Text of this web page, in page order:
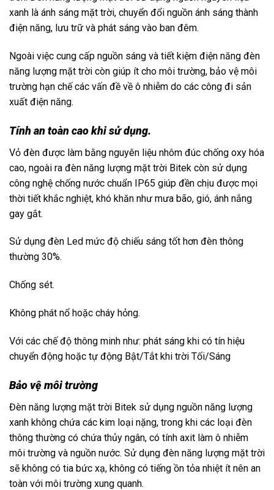
xanh là ánh sáng mặt trời, chuyển đổi nguồn ánh sáng thành
điện năng, lưu trữ và phát sáng vào ban đêm.
Ngoài việc cung cấp nguồn sáng và tiết kiệm điện năng đèn
năng lượng mặt trời còn giúp ít cho môi trường, bảo vệ môi
trường hạn chế các vấn đề về ô nhiễm do các công đi sản
xuất điện năng.
Tính an toàn cao khi sử dụng.
Vỏ đèn được làm bằng nguyên liệu nhôm đúc chống oxy hóa
cao, ngoài ra đèn năng lượng mặt trời Bitek còn sử dụng
công nghệ chống nước chuẩn IP65 giúp đền chịu được mọi
thời tiết khắc nghiệt, khó khăn như mưa bão, gió, ánh nắng
gay gắt.
Sử dụng đèn Led mức độ chiếu sáng tốt hơn đèn thông
thường 30%.
Chống sét.
Không phát nổ hoặc cháy hỏng.
Với các chế độ thông minh như: phát sáng khi có tín hiệu
chuyển động hoặc tự động Bật/Tắt khi trời Tối/Sáng
Bảo vệ môi trường
Đèn năng lượng mặt trời Bitek sử dụng nguồn năng lượng
xanh không chứa các kim loại nặng, trong khi các loại đèn
thông thường có chứa thủy ngân, có tính axit làm ô nhiễm
môi trường và nguồn nước. Sử dụng đèn năng lượng mặt trời
sẽ không có tia bức xạ, không có tiếng ồn tỏa nhiệt ít nên an
toàn với môi trường xung quanh.